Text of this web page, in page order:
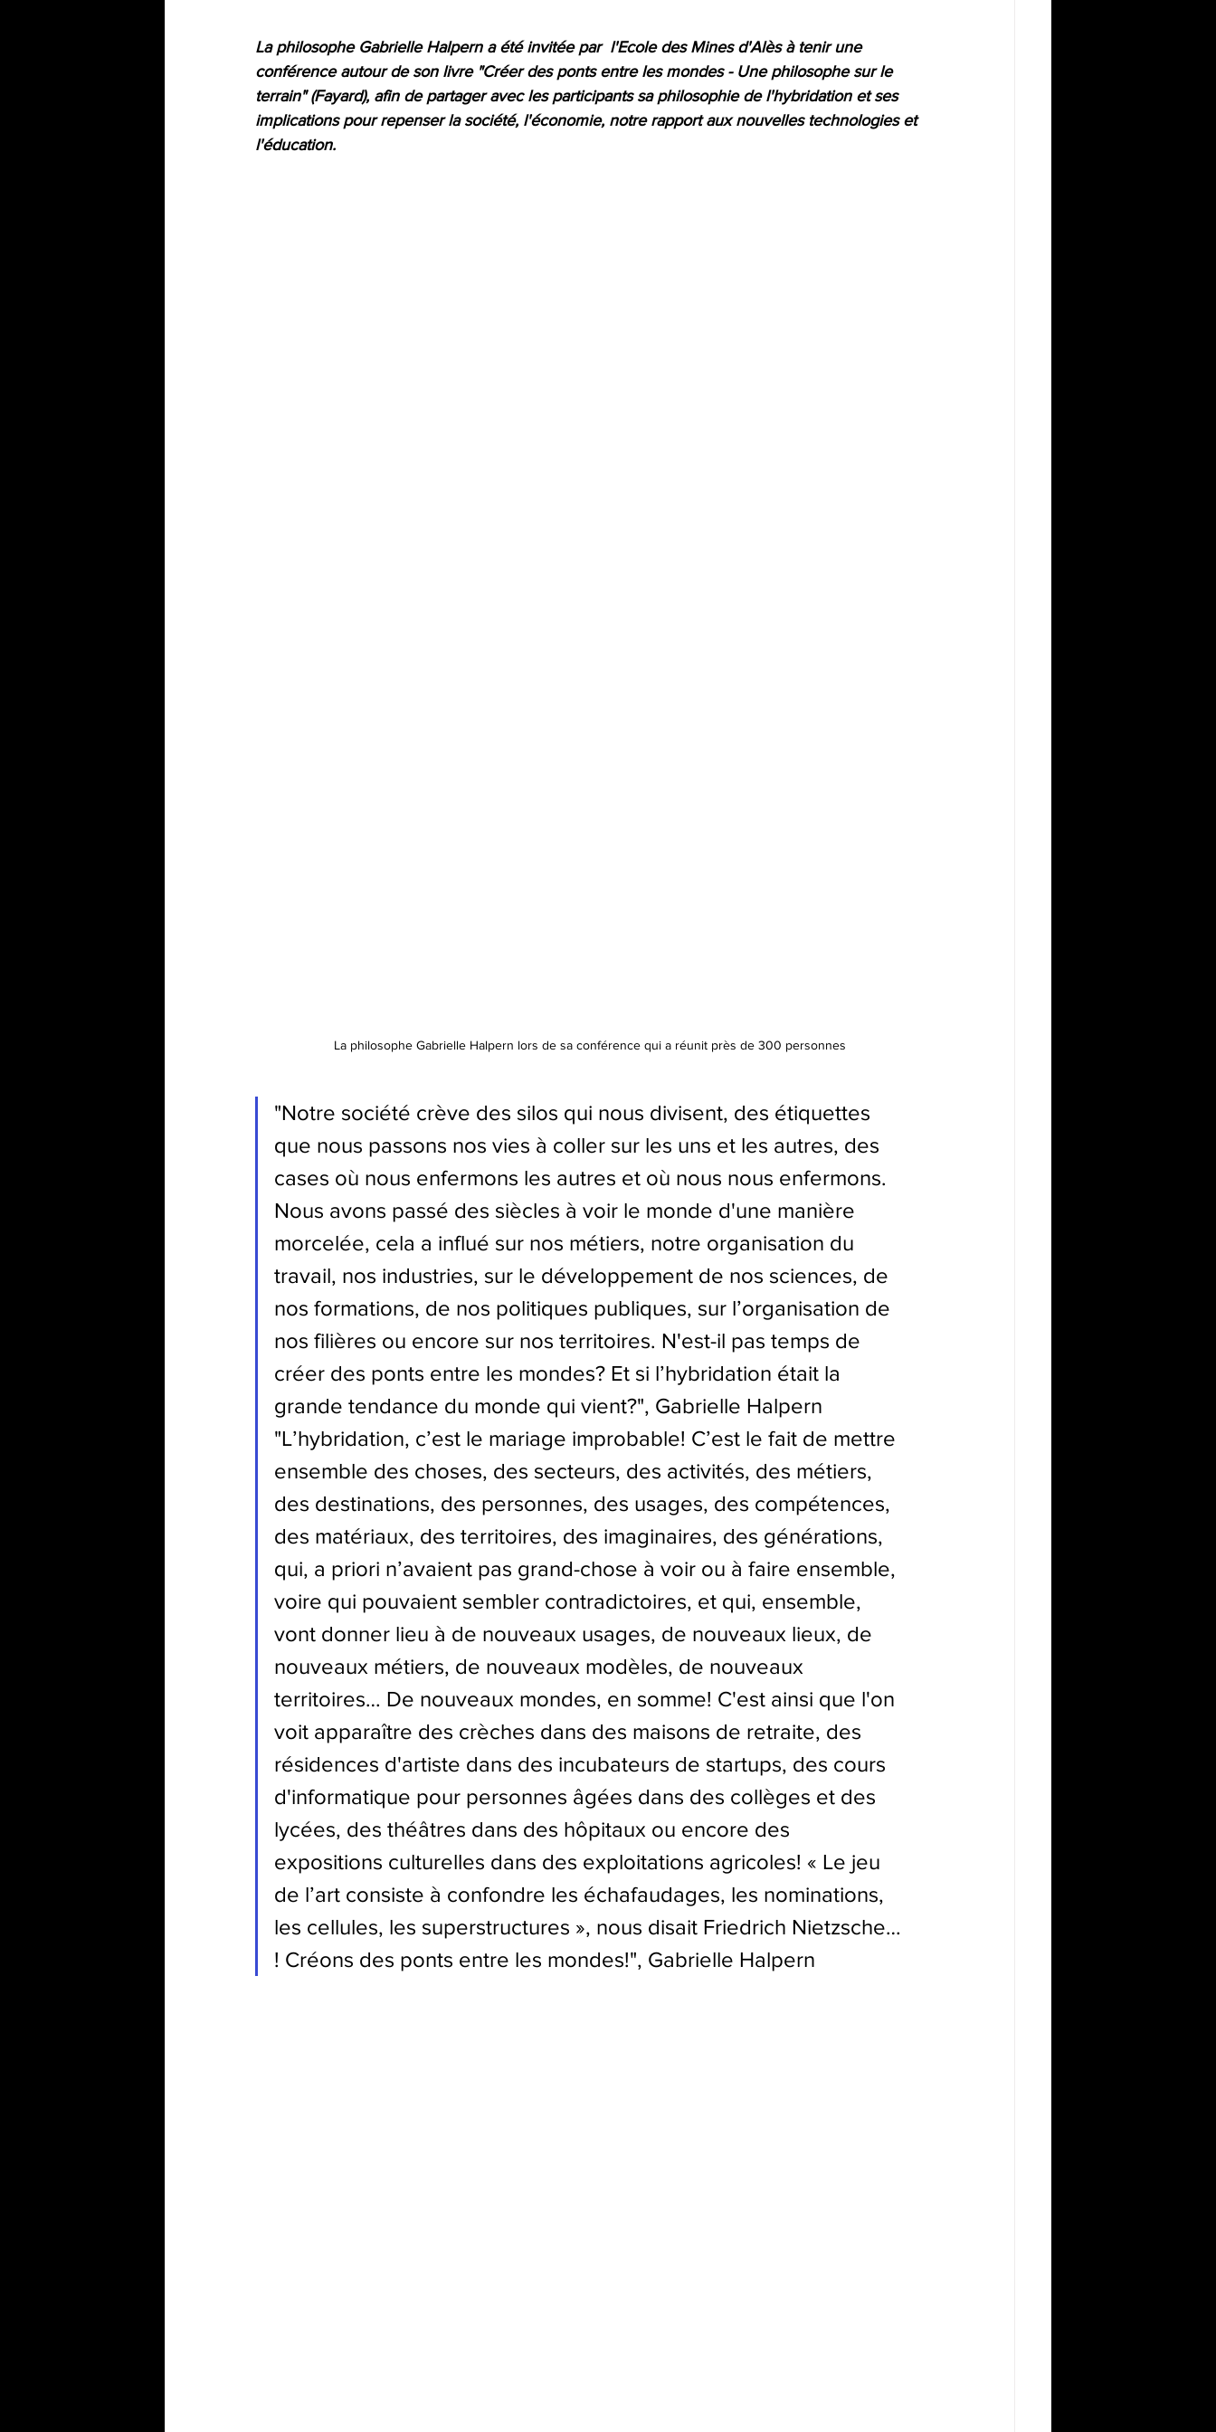
La philosophe Gabrielle Halpern a été invitée par  l'Ecole des Mines d'Alès à tenir une
conférence autour de son livre "Créer des ponts entre les mondes - Une philosophe sur le
terrain" (Fayard), afin de partager avec les participants sa philosophie de l'hybridation et ses
implications pour repenser la société, l'économie, notre rapport aux nouvelles technologies et
l'éducation.
La philosophe Gabrielle Halpern lors de sa conférence qui a réunit près de 300 personnes
"Notre société crève des silos qui nous divisent, des étiquettes
que nous passons nos vies à coller sur les uns et les autres, des
cases où nous enfermons les autres et où nous nous enfermons.
Nous avons passé des siècles à voir le monde d'une manière
morcelée, cela a influé sur nos métiers, notre organisation du
travail, nos industries, sur le développement de nos sciences, de
nos formations, de nos politiques publiques, sur l’organisation de
nos filières ou encore sur nos territoires. N'est-il pas temps de
créer des ponts entre les mondes? Et si l’hybridation était la
grande tendance du monde qui vient?", Gabrielle Halpern
"L’hybridation, c’est le mariage improbable! C’est le fait de mettre
ensemble des choses, des secteurs, des activités, des métiers,
des destinations, des personnes, des usages, des compétences,
des matériaux, des territoires, des imaginaires, des générations,
qui, a priori n’avaient pas grand-chose à voir ou à faire ensemble,
voire qui pouvaient sembler contradictoires, et qui, ensemble,
vont donner lieu à de nouveaux usages, de nouveaux lieux, de
nouveaux métiers, de nouveaux modèles, de nouveaux
territoires… De nouveaux mondes, en somme! C'est ainsi que l'on
voit apparaître des crèches dans des maisons de retraite, des
résidences d'artiste dans des incubateurs de startups, des cours
d'informatique pour personnes âgées dans des collèges et des
lycées, des théâtres dans des hôpitaux ou encore des
expositions culturelles dans des exploitations agricoles! « Le jeu
de l’art consiste à confondre les échafaudages, les nominations,
les cellules, les superstructures », nous disait Friedrich Nietzsche…
! Créons des ponts entre les mondes!", Gabrielle Halpern